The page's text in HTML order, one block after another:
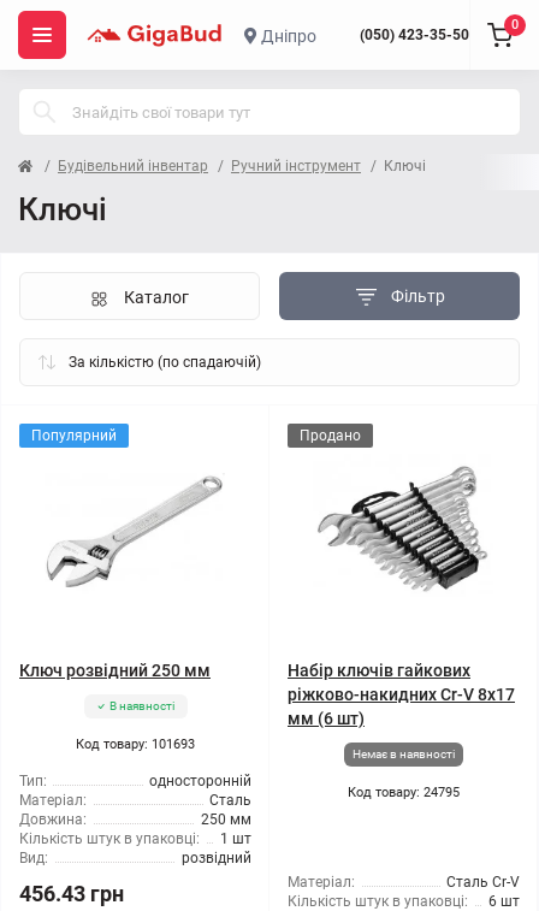
Дніпро (050) 423-35-50
0
Будівельний інвентар Ручний інструмент Ключі
Ключі
Фільтр
Каталог
Популярний
Ключ розвідний 250 мм
В наявності
Код товару: 101693
Тип:
односторонній
Матеріал:
Сталь
Довжина:
250 мм
Кількість штук в упаковці:
1 шт
Вид:
розвідний
456.43 грн
Продано
Набір ключів гайкових
ріжково-накидних Cr-V 8x17
мм (6 шт)
Немає в наявності
Код товару: 24795
Матеріал:
Сталь Cr-V
Кількість штук в упаковці:
6 шт